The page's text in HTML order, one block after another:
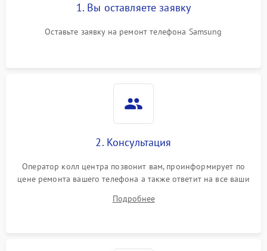
1. Вы оставляете заявку
Оставьте заявку на ремонт телефона Samsung
2. Консультация
Оператор колл центра позвонит вам, проинформирует по
цене ремонта вашего телефона а также ответит на все ваши
Подробнее